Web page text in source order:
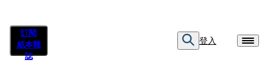
訂閱
紙本雜
誌
登入